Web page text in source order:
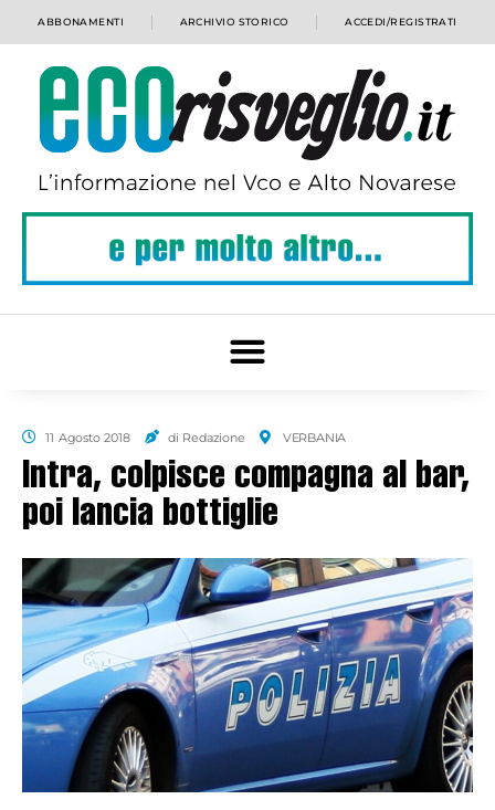
ABBONAMENTI ARCHIVIO STORICO ACCEDI/REGISTRATI
11 Agosto 2018 di Redazione VERBANIA
Intra, colpisce compagna al bar,
poi lancia bottiglie